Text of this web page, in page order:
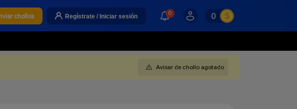
chollos Regístrate / Iniciar sesión 0 0
Avisar de chollo agotado